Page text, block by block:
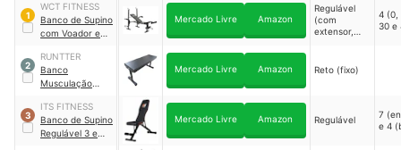
1
WCT FITNESS
Banco de Supino
com Voador e
Ajustável WCT
Fitness
10020002
Mercado Livre Amazon
Regulável
(com
extensor,
4 (0,
30 e
2
RUNTTER
Banco
Musculação
cm Runtter
Mercado Livre Amazon Reto (fixo)
3
ITS FITNESS
Banco de Supino
Regulável 3 em 1
Mercado Livre Amazon Regulável
7
e 4